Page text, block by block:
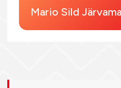
Mario Sild